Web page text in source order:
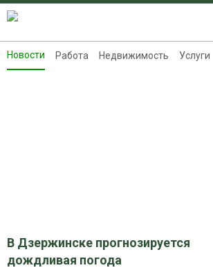
Новости
Новости Работа Недвижимость Услуги
В Дзержинске прогнозируется
дождливая погода